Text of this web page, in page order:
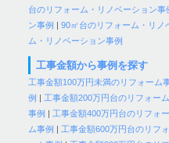
台のリフォーム・リノベーション事
ン事例
|90㎡台のリフォーム・リノ
ム・リノベーション事例
工事金額から事例を探す
工事金額100万円未満のリフォーム
例
工事金額200万円台のリフォー
事例
工事金額400万円台のリフォ
ム事例
工事金額600万円台のリフ